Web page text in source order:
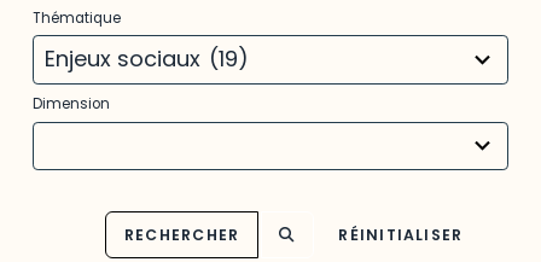
Thématique
Enjeux sociaux (19)
6
results
available
Dimension
5
results
RECHERCHER RÉINITIALISER